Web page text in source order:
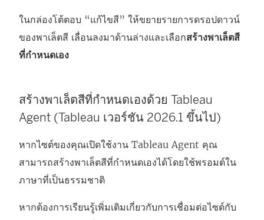
ในกล่องโต้ตอบ “แก้ไขสี” ให้ขยายรายการดรอปดาวน์
ของพาเล็ตสี เลื่อนลงมาด้านล่างและเลือกสร้างพาเล็ตสี
ที่กําหนดเอง
สร้างพาเล็ตสีที่กําหนดเองด้วย Tableau
Agent (Tableau เวอร์ชัน 2026.1 ขึ้นไป)
หากไซต์ของคุณเปิดใช้งาน Tableau Agent คุณ
สามารถสร้างพาเล็ตสีที่กำหนดเองได้โดยใช้พรอมต์ใน
ภาษาที่เป็นธรรมชาติ
หากต้องการเรียนรู้เพิ่มเติมเกี่ยวกับการเชื่อมต่อไซต์กับ